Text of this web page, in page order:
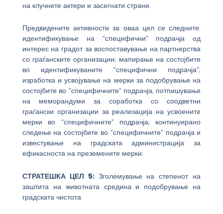
на клучните актери и засегнати страни.
Предвидените активности за оваа цел се следните:
идентификување на “специфични” подрачја од
интерес на градот за воспоставување на партнерства
со граѓанските организации; мапирање на состојбите
во идентификуваните “специфични подрачја”;
изработка и усвојување на мерки за подобрување на
состојбите во “специфичните” подрачја; потпишување
на меморандуми за соработка со соодветни
граѓански организации за реализација на усвоените
мерки во “специфичните” подрачја; континуирано
следење на состојбите во “специфичните” подрачја и
известување на градската администрација за
ефикасноста на преземените мерки.
СТРАТЕШКА ЦЕЛ 5: Зголемување на степенот на
заштита на животната средина и подобрување на
градската чистота